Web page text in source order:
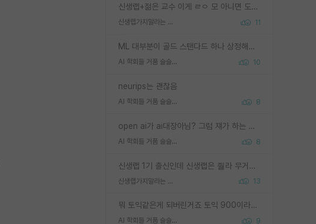
신생랩+젊은 교수 이게 ㄹㅇ 모 아니면 도인듯.
신생랩가지말라는 이유가 있었구나 11
ML 대부분이 골드 스탠다드 하나 상정해놓고 (벤치마크 데이터셋이 여러 개면 여러 개 상정) 그거 얼마나 잘 맞추나 싸움임 가끔 번뜩이는 설계 철학을 보여주는 논문들도 있지만 대부분 그거 성적 얼마나 더 올리느라에 혈안이 되어 있는 측면이 잇음
AI 학회들 거품 슬슬 지적이 나오네요 10
neurips는 괜찮음
AI 학회들 거품 슬슬 지적이 나오네요 8
open ai가 ai대장아님? 그럼 쟤가 하는 말이 다 맞겠네
AI 학회들 거품 슬슬 지적이 나오네요 8
신생랩 1기 출신인데 신생랩은 줠라 무거운 바벨 같은거임. 들면 대박인데 못들면 깔려 죽음. 아무도 알려주지 않는 환경에서 자생해야하지만, 일단 살아남았다면 그 어떤 사람보다 악착같고 생존력 높은 사람으로 거듭날 수 있음
신생랩가지말라는 이유가 있었구나 13
뭐 토익같은게 되버린거죠 토익 900이라고 영어잘하는건 아닙니다만 잘하는사람은 다 900을 넘는 그런
AI 학회들 거품 슬슬 지적이 나오네요 9